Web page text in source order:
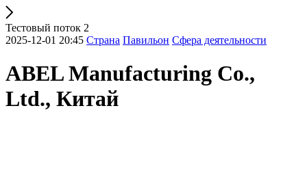
Тестовый поток 2
2025-12-01 20:45 Страна Павильон Сфера деятельности
ABEL Manufacturing Co.,
Ltd., Китай